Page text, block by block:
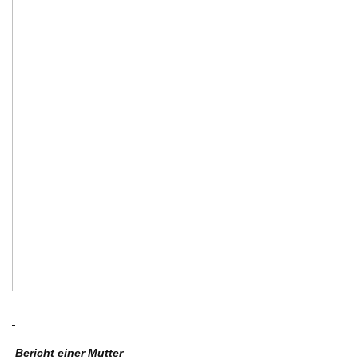
Bericht einer Mutter